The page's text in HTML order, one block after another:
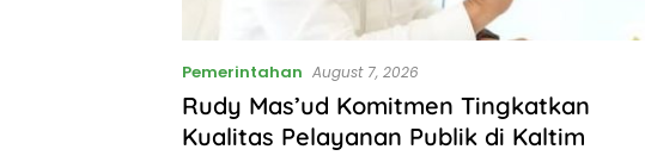
Pemerintahan August 7, 2026
Rudy Mas’ud Komitmen Tingkatkan
Kualitas Pelayanan Publik di Kaltim